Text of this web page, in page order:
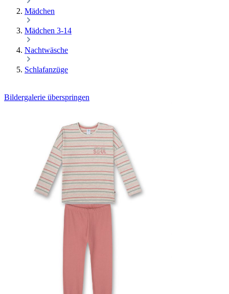
Mädchen
Mädchen 3-14
Nachtwäsche
Schlafanzüge
Bildergalerie überspringen